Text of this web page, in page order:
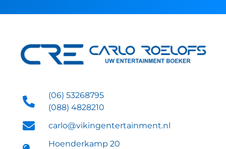
(06) 53268795
(088) 4828210
carlo@vikingentertainment.nl
Hoenderkamp 20